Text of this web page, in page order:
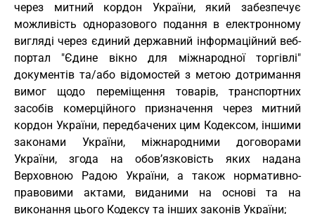
через митний кордон України, який забезпечує
можливість одноразового подання в електронному
вигляді через єдиний державний інформаційний веб-
портал "Єдине вікно для міжнародної торгівлі"
документів та/або відомостей з метою дотримання
вимог щодо переміщення товарів, транспортних
засобів комерційного призначення через митний
кордон України, передбачених цим Кодексом, іншими
законами України, міжнародними договорами
України, згода на обов’язковість яких надана
Верховною Радою України, а також нормативно-
правовими актами, виданими на основі та на
виконання цього Кодексу та інших законів України;